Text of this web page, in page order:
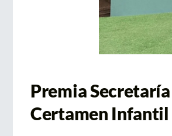
Premia
Certamen Infantil